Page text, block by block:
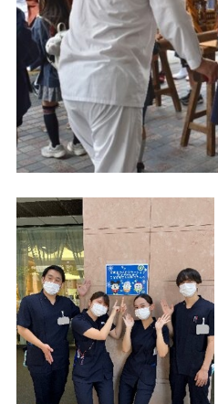
身体的拘束最小化チーム
感染対策管理部門
医療安全管理部門
医療連携室